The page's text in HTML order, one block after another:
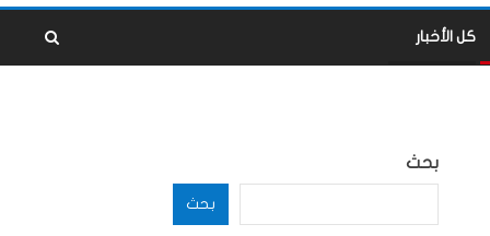
كل الأخبار
بحث
بحث